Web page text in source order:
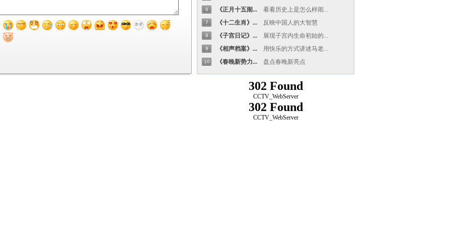
6 《正月十五闹... 看看历史上是怎么样闹...
7 《十二生肖》... 反映中国人的大智慧
8 《子宫日记》... 展现子宫内生命初始的...
9 《相声档案》... 用快乐的方式讲述马老...
10 《春晚新势力... 盘点春晚新亮点
302 Found
CCTV_WebServer
302 Found
CCTV_WebServer